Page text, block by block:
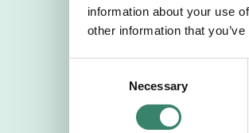
information about your use
other information that
Necessary